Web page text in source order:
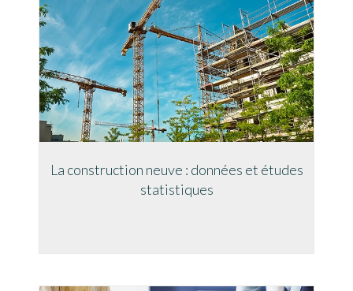
La construction neuve : données et études
statistiques